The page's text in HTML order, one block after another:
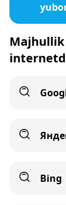
Majhullik
Bing